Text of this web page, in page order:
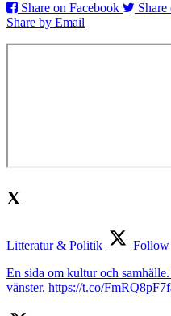
Share on Facebook
Share by Email
X
Litteratur & Politik
Follow
En sida om kultur och
vänster. https://t.co/